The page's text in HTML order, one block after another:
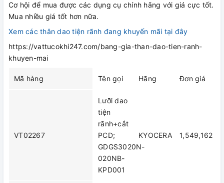
Cơ hội để mua được các dụng cụ chính hãng với giá cực tốt.
Mua nhiều giá tốt hơn nữa.
Xem các thân dao tiện rãnh đang khuyến mãi tại đây
https://vattucokhi247.com/bang-gia-than-dao-tien-ranh-
khuyen-mai
Mã hàng Tên gọi Hãng Đơn giá
VT02267
Lưỡi dao
tiện
rãnh+cắt
PCD;
GDGS3020N-
020NB-
KPD001
KYOCERA 1,549,162